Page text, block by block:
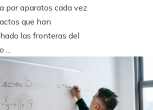
por aparatos cada vez
que han
las fronteras del
...